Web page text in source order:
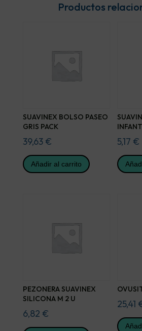
Productos
SUAVINEX BOLSO PASEO
GRIS PACK
39,63 €
Añadir al carrito
5,17 €
PEZONERA SUAVINEX
SILICONA M 2 U
6,82 €
25,41